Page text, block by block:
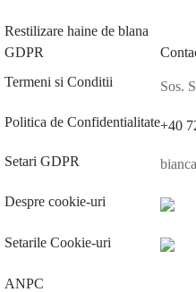
Restilizare haine de blana
GDPR
Termeni si Conditii
Politica de Confidentialitate
Setari GDPR
Despre cookie-uri
Setarile Cookie-uri
ANPC
Sos.
+40